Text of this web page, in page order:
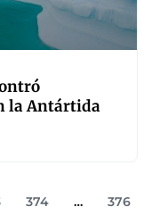
la Antártida
374 … 376